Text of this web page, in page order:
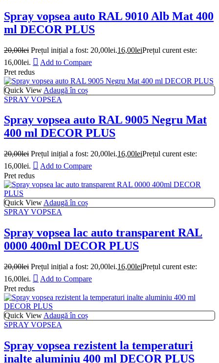
Spray vopsea auto RAL 9010 Alb Mat 400
ml DECOR PLUS
20,00lei Prețul inițial a fost: 20,00lei.16,00leiPrețul curent este:
16,00lei.
Add to Compare
Pret redus
Quick View Adaugă în coș
SPRAY VOPSEA
Spray vopsea auto RAL 9005 Negru Mat
400 ml DECOR PLUS
20,00lei Prețul inițial a fost: 20,00lei.16,00leiPrețul curent este:
16,00lei.
Add to Compare
Pret redus
Quick View Adaugă în coș
SPRAY VOPSEA
Spray vopsea lac auto transparent RAL
0000 400ml DECOR PLUS
20,00lei Prețul inițial a fost: 20,00lei.16,00leiPrețul curent este:
16,00lei.
Add to Compare
Pret redus
Quick View Adaugă în coș
SPRAY VOPSEA
Spray vopsea rezistent la temperaturi
inalte aluminiu 400 ml DECOR PLUS